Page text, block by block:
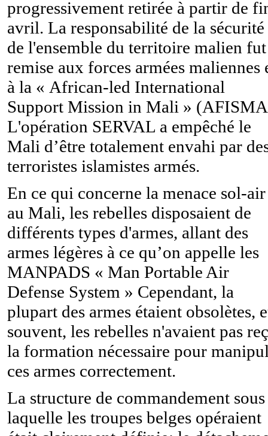
progressivement retirée à partir de
avril. La responsabilité de la sécurité
de l'ensemble du territoire malien fut
remise aux forces armées maliennes
à la « African-led International
Support Mission in Mali »
L'opération SERVAL a empêché le
Mali d’être totalement envahi par
terroristes islamistes armés.
En ce qui concerne la menace sol-air
au Mali, les rebelles disposaient de
différents types d'armes, allant des
armes légères à ce qu’on appelle les
MANPADS « Man Portable Air
Defense System » Cependant, la
plupart des armes étaient obsolètes,
souvent, les rebelles n'avaient pas
la formation nécessaire pour
ces armes correctement.
La structure de commandement sous
laquelle les troupes belges opéraient